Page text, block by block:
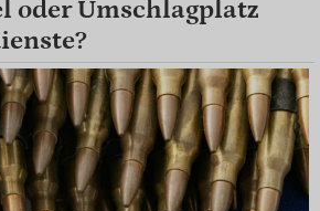
oder Umschlagplatz